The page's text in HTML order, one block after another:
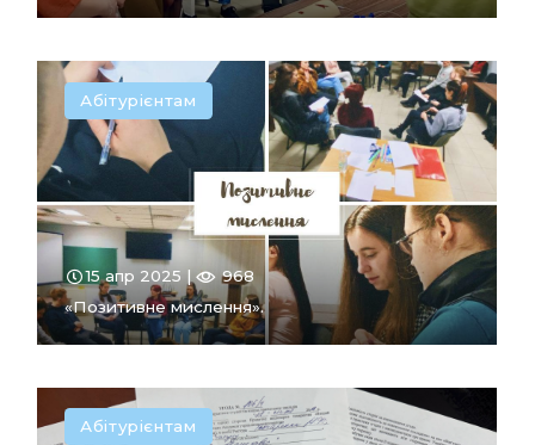
ПЕРЕЙТИВ РОЗДІЛ
Абітурієнтам
15 апр 2025 |
968
«Позитивне мислення».
Абітурієнтам